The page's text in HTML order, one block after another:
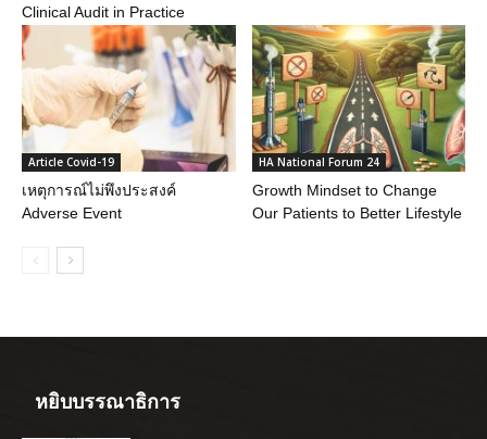
Clinical Audit in Practice
Article Covid-19
เหตุการณ์ไม่พึงประสงค์
Adverse Event
HA National Forum 24
Growth Mindset to Change
Our Patients to Better Lifestyle
หยิบบรรณาธิการ